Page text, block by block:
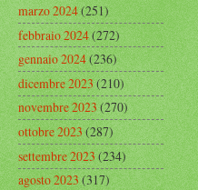
marzo 2024(251)
febbraio 2024(272)
gennaio 2024(236)
dicembre 2023(210)
novembre 2023(270)
ottobre 2023(287)
settembre 2023(234)
agosto 2023(317)